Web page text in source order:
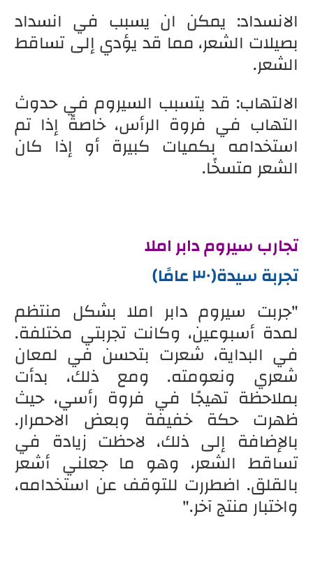
الانسداد: يمكن ان يسبب في انسداد
بصيلات الشعر، مما قد يؤدي إلى تساقط
الشعر.
الالتهاب: قد يتسبب السيروم في حدوث
التهاب في فروة الرأس، خاصةً إذا تم
استخدامه بكميات كبيرة أو إذا كان
الشعر متسخًا.
تجارب سيروم دابر املا
تجربة سيدة(٣٠ عامًا)
"جربت سيروم دابر املا بشكل منتظم
لمدة أسبوعين، وكانت تجربتي مختلفة.
في البداية، شعرت بتحسن في لمعان
شعري ونعومته. ومع ذلك، بدأت
بملاحظة تهيجًا في فروة رأسي، حيث
ظهرت حكة خفيفة وبعض الاحمرار.
بالإضافة إلى ذلك، لاحظت زيادة في
تساقط الشعر، وهو ما جعلني أشعر
بالقلق. اضطررت للتوقف عن استخدامه،
واختبار منتج آخر."